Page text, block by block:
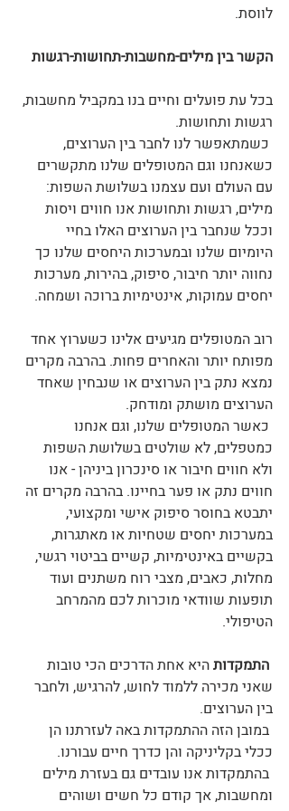
לווסת.
הקשר בין מילים-מחשבות-תחושות-רגשות
בכל עת פועלים וחיים בנו במקביל מחשבות,
רגשות ותחושות.
כשמתאפשר לנו לחבר בין הערוצים,
כשאנחנו וגם המטופלים שלנו מתקשרים
עם העולם ועם עצמנו בשלושת השפות:
מילים, רגשות ותחושות אנו חווים ויסות
וככל שנחבר בין הערוצים האלו בחיי
היומיום שלנו ובמערכות היחסים שלנו כך
נחווה יותר חיבור, סיפוק, בהירות, מערכות
יחסים עמוקות, אינטימיות ברוכה ושמחה.
רוב המטופלים מגיעים אלינו כשערוץ אחד
מפותח יותר והאחרים פחות. בהרבה מקרים
נמצא נתק בין הערוצים או שנבחין שאחד
הערוצים מושתק ומודחק.
כאשר המטופלים שלנו, וגם אנחנו
כמטפלים, לא שולטים בשלושת השפות
ולא חווים חיבור או סינכרון ביניהן - אנו
חווים נתק או פער בחיינו. בהרבה מקרים זה
יתבטא בחוסר סיפוק אישי ומקצועי,
במערכות יחסים שטחיות או מאתגרות,
בקשיים באינטימיות, קשיים בביטוי רגשי,
מחלות, כאבים, מצבי רוח משתנים ועוד
תופעות שוודאי מוכרות לכם מהמרחב
הטיפולי.
התמקדות היא אחת הדרכים הכי טובות
שאני מכירה ללמוד לחוש, להרגיש, ולחבר
בין הערוצים.
במובן הזה ההתמקדות באה לעזרתנו הן
ככלי בקליניקה והן כדרך חיים עבורנו.
בהתמקדות אנו עובדים גם בעזרת מילים
ומחשבות, אך קודם כל חשים ושוהים